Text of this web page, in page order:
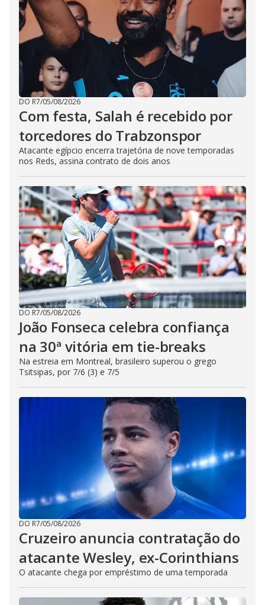
DO R7/05/08/2026
Com festa, Salah é recebido por
torcedores do Trabzonspor
Atacante egípcio encerra trajetória de nove temporadas
nos Reds, assina contrato de dois anos
DO R7/05/08/2026
João Fonseca celebra confiança
na 30ª vitória em tie-breaks
Na estreia em Montreal, brasileiro superou o grego
Tsitsipas, por 7/6 (3) e 7/5
DO R7/05/08/2026
Cruzeiro anuncia contratação do
atacante Wesley, ex-Corinthians
O atacante chega por empréstimo de uma temporada